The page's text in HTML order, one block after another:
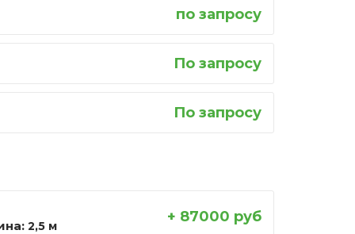
по запросу
По запросу
По запросу
2,5 м
+ 87000 руб